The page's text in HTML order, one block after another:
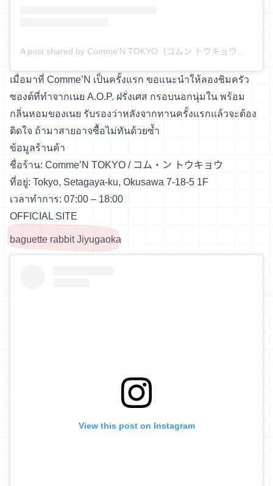
A post shared by Comme'N TOKYO（コムン トウキョウ） (@comme_n)
เมื่อมาที่ Comme’N เป็นครั้งแรก ขอแนะนำให้ลองชิมครัว
ซองต์ที่ทำจากเนย A.O.P. ฝรั่งเศส กรอบนอกนุ่มใน พร้อม
กลิ่นหอมของเนย รับรองว่าหลังจากทานครั้งแรกแล้วจะต้อง
ติดใจ ถ้ามาสายอาจซื้อไม่ทันด้วยซ้ำ
ข้อมูลร้านค้า
ชื่อร้าน: Comme’N TOKYO / コム・ン トウキョウ
ที่อยู่: Tokyo, Setagaya-ku, Okusawa 7-18-5 1F
เวลาทำการ: 07:00 – 18:00
OFFICIAL SITE
baguette rabbit Jiyugaoka
View this post on Instagram